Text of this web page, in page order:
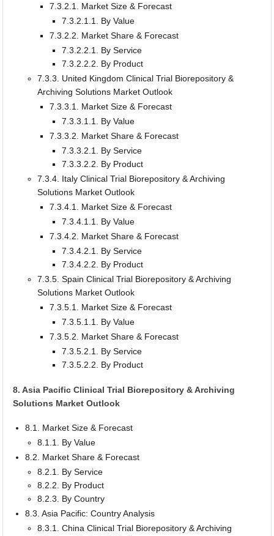
7.3.2.1. Market Size & Forecast
7.3.2.1.1. By Value
7.3.2.2. Market Share & Forecast
7.3.2.2.1. By Service
7.3.2.2.2. By Product
7.3.3. United Kingdom Clinical Trial Biorepository &
Archiving Solutions Market Outlook
7.3.3.1. Market Size & Forecast
7.3.3.1.1. By Value
7.3.3.2. Market Share & Forecast
7.3.3.2.1. By Service
7.3.3.2.2. By Product
7.3.4. Italy Clinical Trial Biorepository & Archiving
Solutions Market Outlook
7.3.4.1. Market Size & Forecast
7.3.4.1.1. By Value
7.3.4.2. Market Share & Forecast
7.3.4.2.1. By Service
7.3.4.2.2. By Product
7.3.5. Spain Clinical Trial Biorepository & Archiving
Solutions Market Outlook
7.3.5.1. Market Size & Forecast
7.3.5.1.1. By Value
7.3.5.2. Market Share & Forecast
7.3.5.2.1. By Service
7.3.5.2.2. By Product
8. Asia Pacific Clinical Trial Biorepository & Archiving
Solutions Market Outlook
8.1. Market Size & Forecast
8.1.1. By Value
8.2. Market Share & Forecast
8.2.1. By Service
8.2.2. By Product
8.2.3. By Country
8.3. Asia Pacific: Country Analysis
8.3.1. China Clinical Trial Biorepository & Archiving